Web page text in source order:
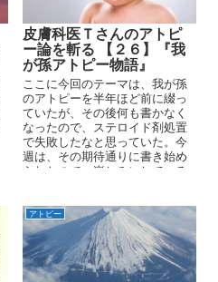
皮膚科医Ｔさんのアトピ
ー論を斬る 【２６】『我
が孫アトピー物語』
ここに今回のテーマは、我が孫
のアトピーを半年ほど前に綴っ
ていたが、その後何も書かなく
なったので、ステロイド剤処置
で失敗したなと思っていた。今
週は、その期待通りに書き始め
られたので、楽しみにしている
アトピー